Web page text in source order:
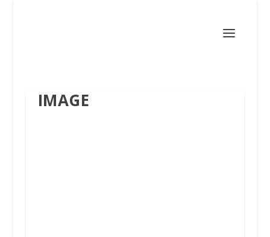
IMAGE